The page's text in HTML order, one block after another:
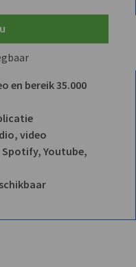
en bereik 35.000
video
Spotify, Youtube,